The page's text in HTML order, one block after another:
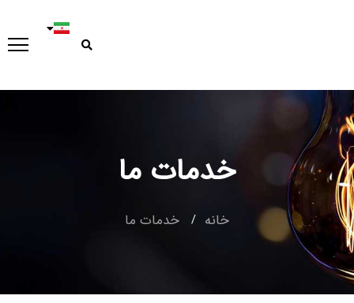
خدمات ما
خانه خدمات ما